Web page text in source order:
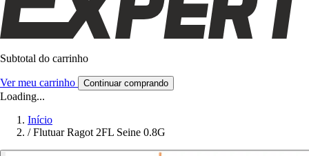
Subtotal do carrinho
Ver meu carrinho Continuar comprando
Loading...
Início
/ Flutuar Ragot 2FL Seine 0.8G